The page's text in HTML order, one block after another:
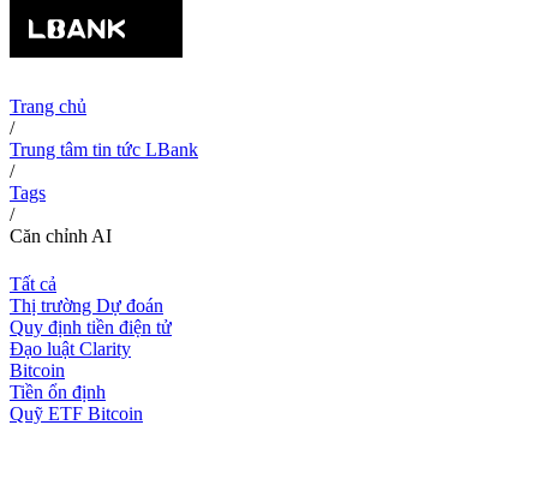
Trang chủ
/
Trung tâm tin tức LBank
/
Tags
/
Căn chỉnh AI
Tất cả
Thị trường Dự đoán
Quy định tiền điện tử
Đạo luật Clarity
Bitcoin
Tiền ổn định
Quỹ ETF Bitcoin